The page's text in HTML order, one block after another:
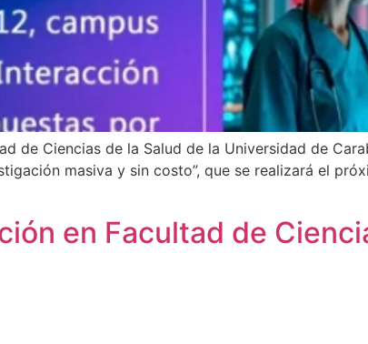
de Ciencias de la Salud de la Universidad de
masiva y sin costo”, que se realizará el
en Facultad de